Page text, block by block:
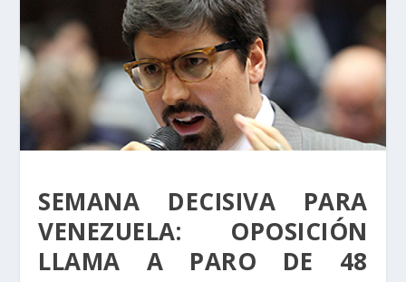
SEMANA DECISIVA PARA
VENEZUELA: OPOSICIÓN
LLAMA A PARO DE 48